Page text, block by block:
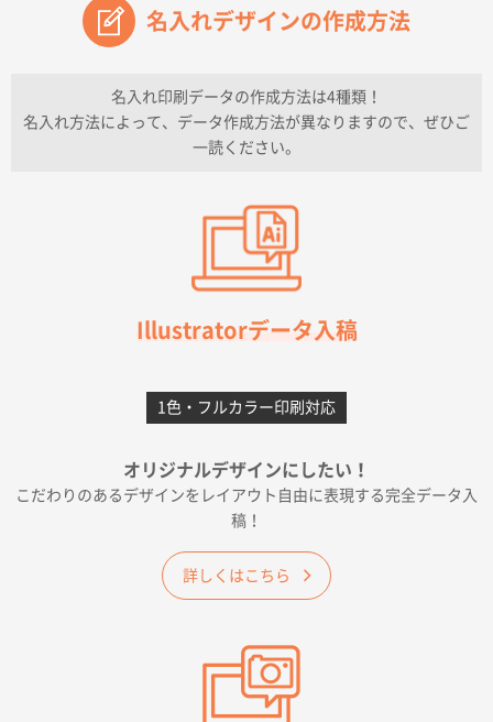
兵庫県のお客様
チケットホルダー ダブルポケット
上記のとおりです。
柳さんの対応が素晴らしかった。
フレキソレジ袋 Uバッグ 35号
5000枚
2026年06月28日 15:14
千葉県A社様
2026年06月19日 09:41
価格 大丈夫そうな会社に見えた
大阪府のお客様
A4フルカラークリアファイル1000枚
【ポリ】特別ご注文ページ1000枚
名入れデザインの作成方法
名入れ印刷データの作成方法は4種類！
名入れ方法によって、データ作成方法が異なりますので、ぜひご
一読ください。
Illustratorデータ入稿
1色・フルカラー印刷対応
オリジナルデザインにしたい！
こだわりのあるデザインをレイアウト自由に表現する完全データ入
稿！
詳しくはこちら